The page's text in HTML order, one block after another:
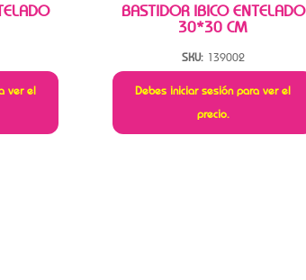
ver el
BASTIDOR IBICO ENTELADO
30*30 CM
SKU: 139002
Debes iniciar sesión para ver el
precio.